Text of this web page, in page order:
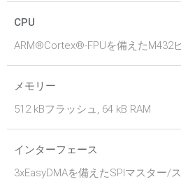
CPU
ARM®Cortex®-FPUを備えたM432
メモリー
512 kBフラッシュ, 64 kB RAM
インターフェース
3xEasyDMAを備えたSPIマスター/